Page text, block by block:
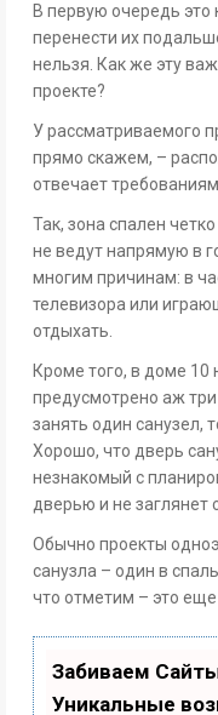
В первую очередь это
перенести их
нельзя. Как же эту
проекте?
У рассматриваемого
прямо скажем, –
отвечает
Так, зона спален
не ведут напрямую в
многим причинам: в
телевизора или
отдыхать.
Кроме того, в доме 10
предусмотрено аж
занять один санузел,
Хорошо, что дверь
незнакомый с
дверью и не заглянет
Обычно проекты
санузла – один в
что отметим – это
Забиваем
Уникальные